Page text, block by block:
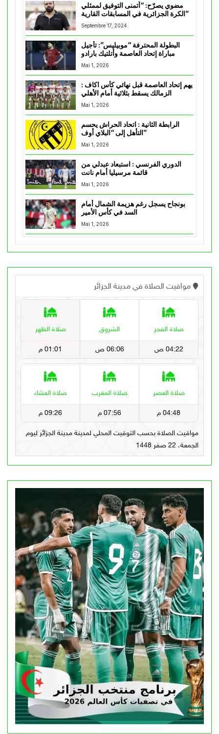
مضوي يصرّح: “أتمنى التوفيق لممثلي
الكرة الجزائرية في المسابقات القارية”
Septembre 17, 2024
البطولة المحترفة “موبيليس”: تأجيل
مباراة إتحاد العاصمة وأتلتيك بارادو
Mai 1, 2026
يهم إتحاد العاصمة قبل نهائي كأس اكاف :
Mai 1, 2026
الرابطة الثانية : اتحاد الحراش يحسم
التأهل إلى “البلاي أوف”
Mai 1, 2026
الدوري الفرنسي : استبعاد عبدلي من
قائمة مرسيليا أمام نانت
Mai 1, 2026
بونجاح يسجل رغم هزيمة الشمال أمام
السد في كأس الأمير
Mai 1, 2026